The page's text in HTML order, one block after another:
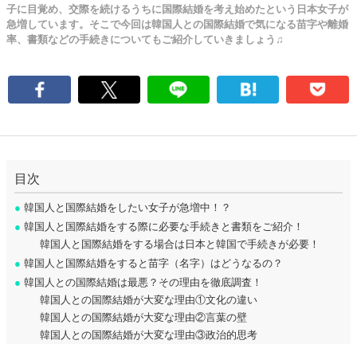
子に目覚め、交際を続けるうちに国際結婚を考え始めたという日本女子が
急増しています。そこで今回は韓国人との国際結婚で気になる苗字や離婚
率、書類などの手続きについてもご紹介していきましょう♫
目次
● 韓国人と国際結婚をしたい女子が急増中！？
● 韓国人と国際結婚をする際に必要な手続きと書類をご紹介！
韓国人と国際結婚をする場合は日本と韓国で手続きが必要！
● 韓国人と国際結婚をすると苗字（名字）はどうなるの？
● 韓国人との国際結婚は最悪？その理由を徹底調査！
韓国人との国際結婚が大変な理由①文化の違い
韓国人との国際結婚が大変な理由②言葉の壁
韓国人との国際結婚が大変な理由③政治的思考